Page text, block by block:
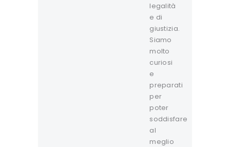
legalità
e di
giustizia.
Siamo
molto
curiosi
e
preparati
per
poter
soddisfare
al
meglio